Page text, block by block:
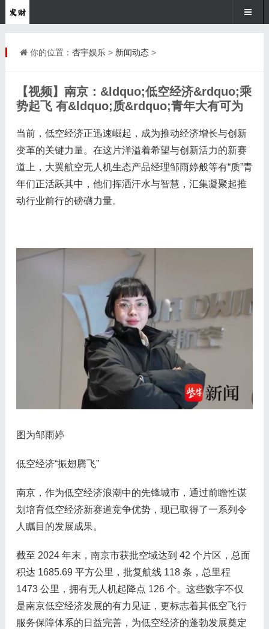
你的位置： 杏宇娱乐> 新闻动态>
【视频】南京：&ldquo;低空经济&rdquo;乘
势起飞 有&ldquo;质&rdquo;青年大有可为
当前，低空经济正迅速崛起，成为推动经济增长与创新
变革的关键力量。在这片洋溢着希望与创新活力的新赛
道上，大翼航空无人机生态产品经理邹雨婷般等有“质”青
年们正活跃其中，他们挥洒汗水与智慧，汇集凝聚起推
动行业前行的磅礴力量。
图为邹雨婷
低空经济“振翅腾飞”
南京，作为低空经济浪潮中的先锋城市，通过前瞻性谋
划培育低空经济新赛道竞争优势，现已取得了一系列令
人瞩目的发展成果。
截至 2024 年末，南京市获批空域达到 42 个片区，总面
积达 1685.69 平方公里，批复航线 118 条，总里程
1473 公里，拥有无人机起降点 126 个。这些数字不仅
是南京低空经济发展的有力见证，更标志着其低空飞行
服务保障体系的日益完善，为低空经济的蓬勃发展奠定